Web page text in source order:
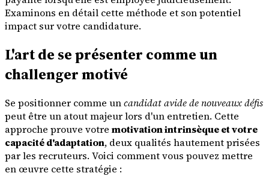
Examinons en détail cette méthode et son potentiel
impact sur votre candidature.
L'art de se présenter comme un
challenger motivé
Se positionner comme uncandidat avide de nouveaux défis
peut être un atout majeur lors d'un entretien. Cette
approche prouve votre motivation intrinsèque et votre
capacité d'adaptation, deux qualités hautement prisées
par les recruteurs. Voici comment vous pouvez mettre
en œuvre cette stratégie :